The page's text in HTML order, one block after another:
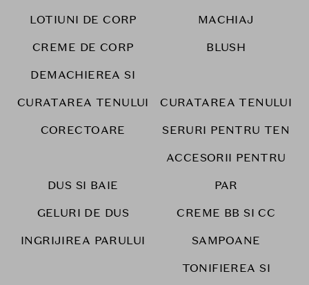
LOTIUNI DE CORP
MACHIAJ
CREME DE CORP
BLUSH
DEMACHIEREA SI
CURATAREA TENULUI
CURATAREA TENULUI
CORECTOARE
SERURI PENTRU TEN
DUS SI BAIE
ACCESORII PENTRU
PAR
GELURI DE DUS
CREME BB SI CC
INGRIJIREA PARULUI
SAMPOANE
TONIFIEREA SI